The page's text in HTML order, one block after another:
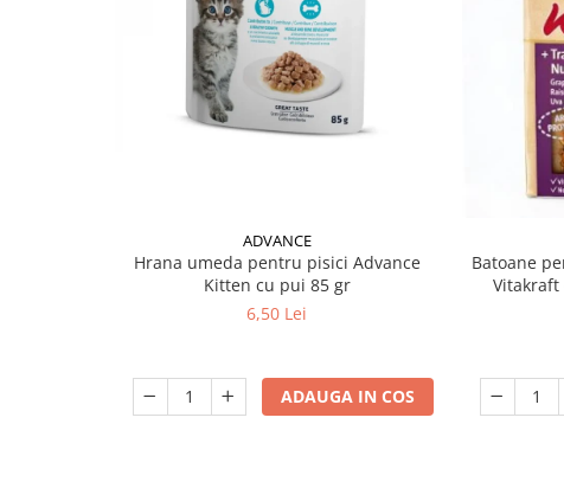
ADVANCE
Hrana umeda pentru pisici Advance
Kitten cu pui 85 gr
6,50 Lei
ADAUGA IN COS
Batoane